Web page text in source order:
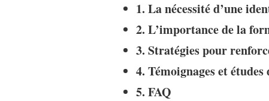
1. La nécessité d’une
2. L’importance de la
3. Stratégies pour
4. Témoignages et études
5. FAQ